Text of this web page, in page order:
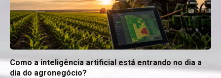
Como a inteligência artificial está entrando no dia a
dia do agronegócio?